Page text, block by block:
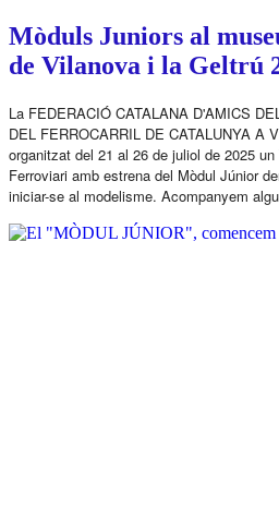
Mòduls Juniors al
de Vilanova i la Geltrú
La FEDERACIÓ CATALANA D'AMICS
DEL FERROCARRIL DE CATALUNYA A
organitzat del 21 al 26 de juliol de 2025
Ferroviari amb estrena del Mòdul Júnior
iniciar-se al modelisme. Acompanyem